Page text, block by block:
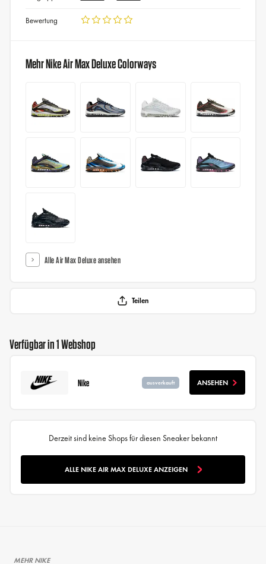
Bewertung
Mehr Nike Air Max Deluxe Colorways
Alle Air Max Deluxe ansehen
Teilen
Verfügbar in 1 Webshop
Nike ausverkauft ANSEHEN
Derzeit sind keine Shops für diesen Sneaker bekannt
ALLE NIKE AIR MAX DELUXE ANZEIGEN
MEHR NIKE